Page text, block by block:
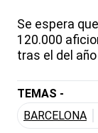
Se espera
120.000
tras el del
TEMAS -
BARCELONA